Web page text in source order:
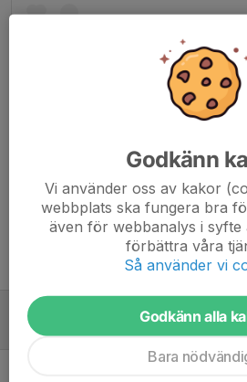
Tidigare nyheter
Semifinal Bäst i Stan
Godkänn
Vi använder oss av kakor
webbplats ska fungera bra
även för webbanalys i syfte
förbättra våra
Så använder vi
Godkänn alla
Bara